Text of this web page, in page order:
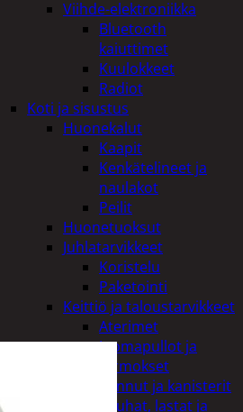
Viihde-elektroniikka
Bluetooth
kaiuttimet
Kuulokkeet
Radiot
Koti ja sisustus
Huonekalut
Kaapit
Kenkätelineet ja
naulakot
Peilit
Huonetuoksut
Juhlatarvikkeet
Koristelu
Paketointi
Keittiö ja taloustarvikkeet
Aterimet
Juomapullot ja
termokset
Kannut ja kanisterit
Kauhat, lastat ja